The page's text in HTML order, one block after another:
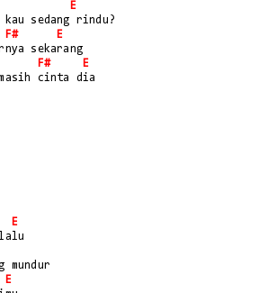
E
kau sedang rindu?
F#
E
sekarang
F#
E
masih cinta dia
E
lalu
mundur
E